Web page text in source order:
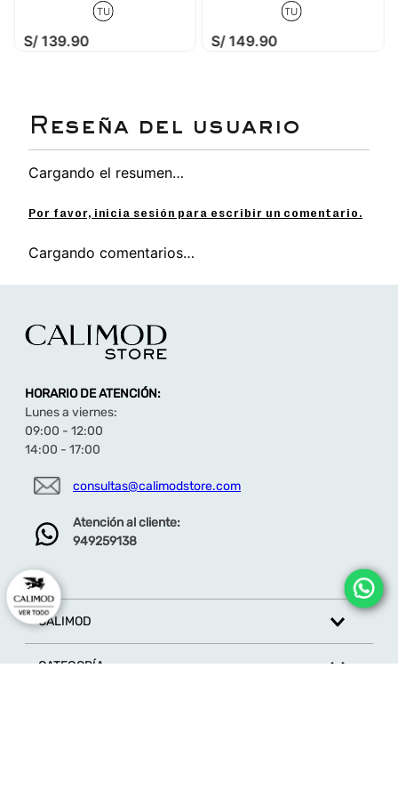
prolongado para los pies de las niñas.
fácil de limpiar.
Descubre más sandalias para niña aquí
TU
S/ 139.90
TU
S/ 149.90
Cargando el resumen…
Por favor, inicia sesión para escribir un comentario.
Cargando comentarios…
HORARIO DE ATENCIÓN:
Lunes a viernes:
09:00 - 12:00
14:00 - 17:00
consultas@calimodstore.com
Atención al cliente:
949259138
CALIMOD
CATEGORÍA